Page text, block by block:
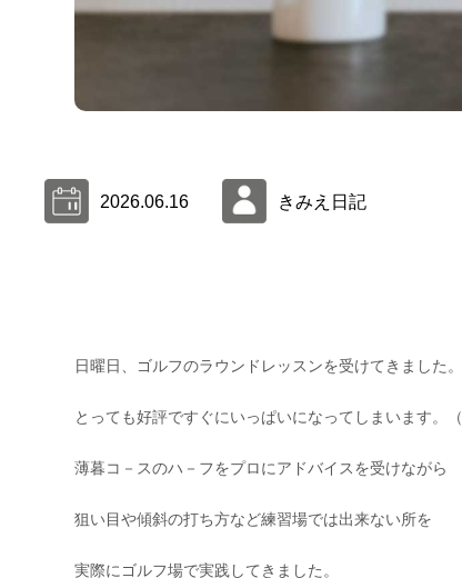
2026.06.16 きみえ日記